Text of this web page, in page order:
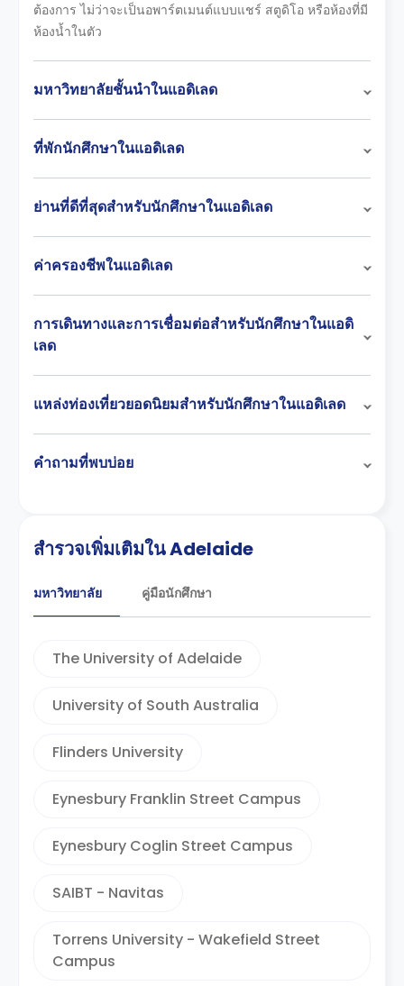
ต้องการ ไม่ว่าจะเป็นอพาร์ตเมนต์แบบแชร์ สตูดิโอ หรือห้องที่มี
ห้องน้ำในตัว
มหาวิทยาลัยชั้นนำในแอดิเลด
ที่พักนักศึกษาในแอดิเลด
ย่านที่ดีที่สุดสำหรับนักศึกษาในแอดิเลด
ค่าครองชีพในแอดิเลด
การเดินทางและการเชื่อมต่อสำหรับนักศึกษาในแอดิ
เลด
แหล่งท่องเที่ยวยอดนิยมสำหรับนักศึกษาในแอดิเลด
คำถามที่พบบ่อย
สำรวจเพิ่มเติมใน Adelaide
มหาวิทยาลัย คู่มือนักศึกษา
The University of Adelaide
University of South Australia
Flinders University
Eynesbury Franklin Street Campus
Eynesbury Coglin Street Campus
SAIBT - Navitas
Torrens University - Wakefield Street
Campus